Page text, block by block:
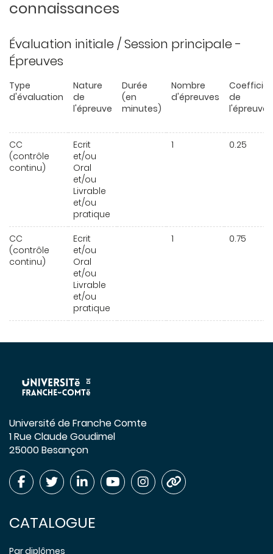
connaissances
Évaluation initiale / Session principale -
Épreuves
Type
d'évaluation
Nature
de
l'épreuve
Durée
(en
minutes)
Nombre
d'épreuves
de
l'épreuve
CC
(contrôle
continu)
Ecrit
et/ou
Oral
et/ou
Livrable
et/ou
pratique
1 0.25
CC
(contrôle
continu)
Ecrit
et/ou
Oral
et/ou
Livrable
et/ou
pratique
1 0.75
Université de Franche Comte
1 Rue Claude Goudimel
25000 Besançon
CATALOGUE
Par diplômes